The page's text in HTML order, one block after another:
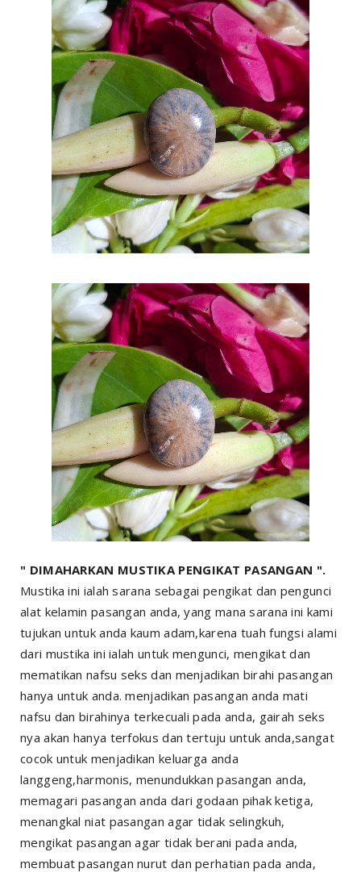
" DIMAHARKAN MUSTIKA PENGIKAT PASANGAN ".
Mustika ini ialah sarana sebagai pengikat dan pengunci
alat kelamin pasangan anda, yang mana sarana ini kami
tujukan untuk anda kaum adam,karena tuah fungsi alami
dari mustika ini ialah untuk mengunci, mengikat dan
mematikan nafsu seks dan menjadikan birahi pasangan
hanya untuk anda. menjadikan pasangan anda mati
nafsu dan birahinya terkecuali pada anda, gairah seks
nya akan hanya terfokus dan tertuju untuk anda,sangat
cocok untuk menjadikan keluarga anda
langgeng,harmonis, menundukkan pasangan anda,
memagari pasangan anda dari godaan pihak ketiga,
menangkal niat pasangan agar tidak selingkuh,
mengikat pasangan agar tidak berani pada anda,
membuat pasangan nurut dan perhatian pada anda,